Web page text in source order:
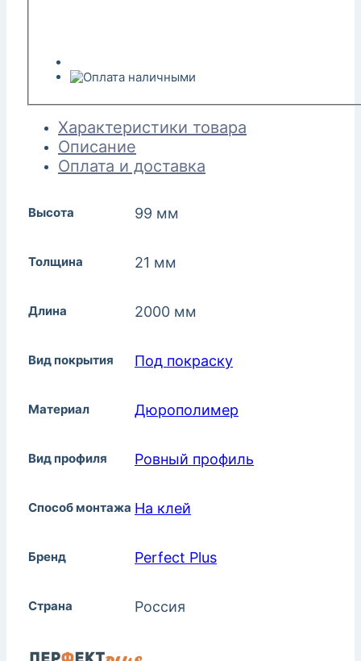
Характеристики товара
Описание
Оплата и доставка
Высота 99 мм
Толщина 21 мм
Длина 2000 мм
Вид покрытия Под покраску
Материал Дюрополимер
Вид профиля Ровный профиль
Способ монтажа На клей
Бренд Perfect Plus
Страна Россия